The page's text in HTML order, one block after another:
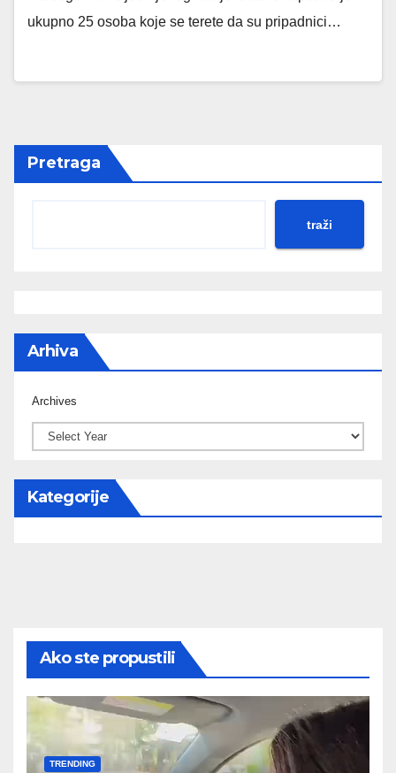
ukupno 25 osoba koje se terete da su pripadnici…
Pretraga
traži
Arhiva
Archives
Kategorije
Ako ste propustili
TRENDING